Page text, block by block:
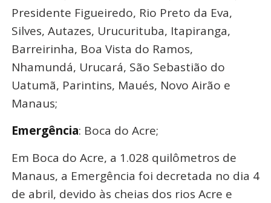
Presidente Figueiredo, Rio Preto da Eva,
Silves, Autazes, Urucurituba, Itapiranga,
Barreirinha, Boa Vista do Ramos,
Nhamundá, Urucará, São Sebastião do
Uatumã, Parintins, Maués, Novo Airão e
Manaus;
Emergência: Boca do Acre;
Em Boca do Acre, a 1.028 quilômetros de
Manaus, a Emergência foi decretada no dia 4
de abril, devido às cheias dos rios Acre e